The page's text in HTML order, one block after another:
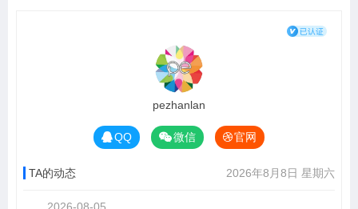
pezhanlan
QQ 微信 官网
TA的动态 2026年8月8日 星期六